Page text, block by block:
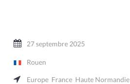
27 septembre 2025
Rouen
Europe France Haute Normandie